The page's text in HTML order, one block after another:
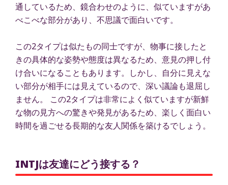
通しているため、鏡合わせのように、似ていますがあ
べこべな部分があり、不思議で面白いです。
この2タイプは似たもの同士ですが、物事に接したと
きの具体的な姿勢や態度は異なるため、意見の押し付
け合いになることもあります。しかし、自分に見えな
い部分が相手には見えているので、深い議論も退屈し
ません。 この2タイプは非常によく似ていますが新鮮
な物の見方への驚きや発見があるため、楽しく面白い
時間を過ごせる長期的な友人関係を築けるでしょう。
INTJは友達にどう接する？